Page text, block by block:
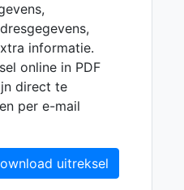
informatie.
online in PDF
direct te
per e-mail
uitreksel